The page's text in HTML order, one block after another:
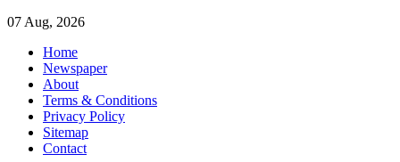
07 Aug, 2026
Home
Newspaper
About
Terms & Conditions
Privacy Policy
Sitemap
Contact